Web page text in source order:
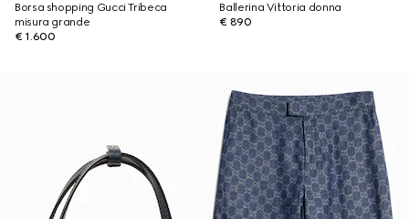
Borsa shopping Gucci Tribeca
misura grande
€ 1.600
Ballerina Vittoria donna
€ 890